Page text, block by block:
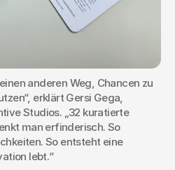
anderen Weg, Chancen zu
erklärt Gersi Gega,
Studios. „32 kuratierte
man erfinderisch. So
So entsteht eine
lebt.“